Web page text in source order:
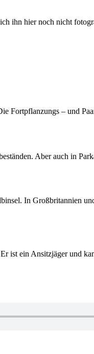
ihn hier noch nicht
Fortpflanzungs – und
Aber auch in
In Großbritannien
ist ein Ansitzjäger und